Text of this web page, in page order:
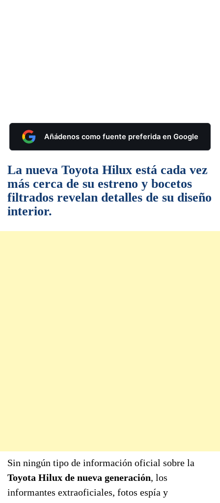
Añádenos como fuente preferida en Google
La nueva Toyota Hilux está cada vez
más cerca de su estreno y bocetos
filtrados revelan detalles de su diseño
interior.
Sin ningún tipo de información oficial sobre la
Toyota Hilux de nueva generación, los
informantes extraoficiales, fotos espía y